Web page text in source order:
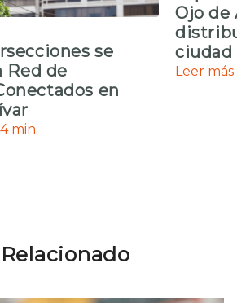
se
Red de
en
4 min.
Ojo de
ciudad
Leer más